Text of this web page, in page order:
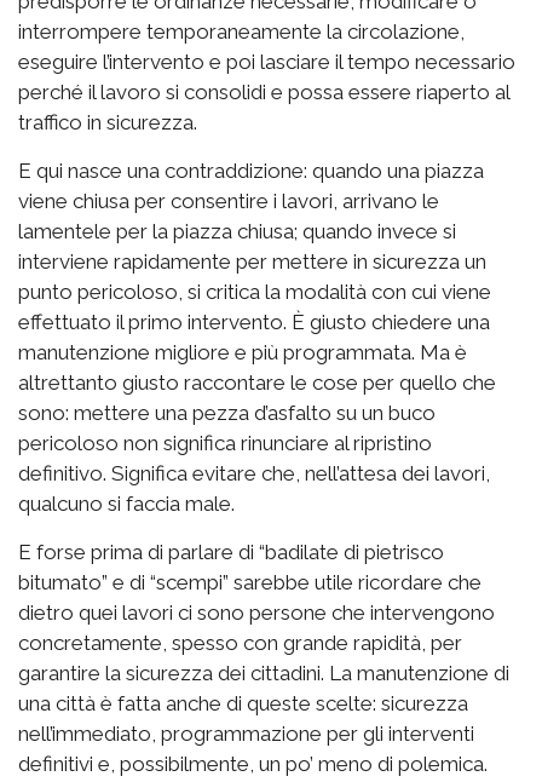
interrompere temporaneamente la circolazione,
eseguire l’intervento e poi lasciare il tempo necessario
perché il lavoro si consolidi e possa essere riaperto al
traffico in sicurezza.
E qui nasce una contraddizione: quando una piazza
viene chiusa per consentire i lavori, arrivano le
lamentele per la piazza chiusa; quando invece si
interviene rapidamente per mettere in sicurezza un
punto pericoloso, si critica la modalità con cui viene
effettuato il primo intervento. È giusto chiedere una
manutenzione migliore e più programmata. Ma è
altrettanto giusto raccontare le cose per quello che
sono: mettere una pezza d’asfalto su un buco
pericoloso non significa rinunciare al ripristino
definitivo. Significa evitare che, nell’attesa dei lavori,
qualcuno si faccia male.
E forse prima di parlare di “badilate di pietrisco
bitumato” e di “scempi” sarebbe utile ricordare che
dietro quei lavori ci sono persone che intervengono
concretamente, spesso con grande rapidità, per
garantire la sicurezza dei cittadini. La manutenzione di
una città è fatta anche di queste scelte: sicurezza
nell’immediato, programmazione per gli interventi
definitivi e, possibilmente, un po’ meno di polemica.